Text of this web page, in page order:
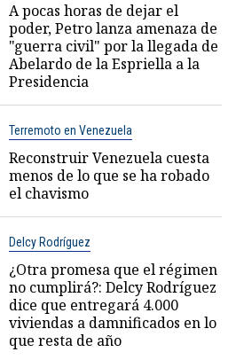
A pocas horas de dejar el
poder, Petro lanza amenaza de
"guerra civil" por la llegada de
Abelardo de la Espriella a la
Presidencia
Terremoto en Venezuela
Reconstruir Venezuela cuesta
menos de lo que se ha robado
el chavismo
Delcy Rodríguez
¿Otra promesa que el régimen
no cumplirá?: Delcy Rodríguez
dice que entregará 4.000
viviendas a damnificados en lo
que resta de año